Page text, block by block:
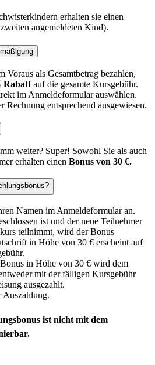
erhalten sie einen
angemeldeten Kind).
Voraus als Gesamtbetrag bezahlen,
Rabatt auf die gesamte Kursgebühr.
im Anmeldeformular auswählen.
entsprechend ausgewiesen.
weiter? Super! Sowohl Sie als auch
erhalten einen Bonus von 30 €.
Namen im Anmeldeformular an.
ist und der neue Teilnehmer
teilnimmt, wird der Bonus
in Höhe von 30 € erscheint auf
in Höhe von 30 € wird dem
mit der fälligen Kursgebühr
ausgezahlt.
Auszahlung.
ist nicht mit dem